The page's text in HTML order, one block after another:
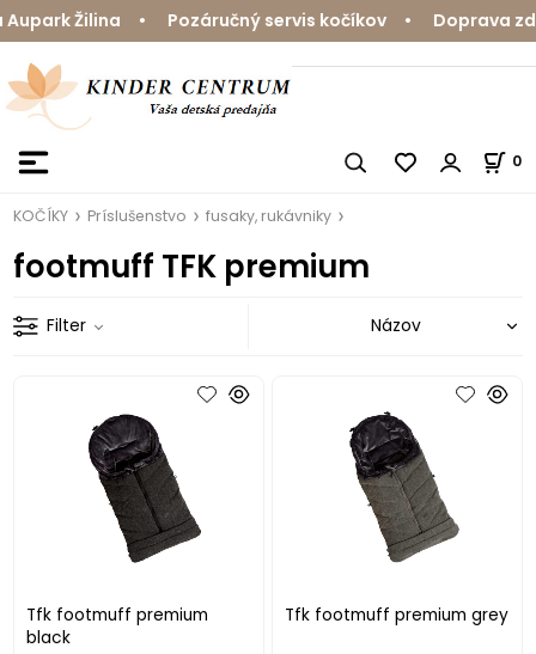
Žilina • Pozáručný servis kočíkov • Doprava
0
KOČÍKY Príslušenstvo fusaky, rukávniky
footmuff TFK premium
Filter
Tfk footmuff premium
black
Tfk footmuff premium grey